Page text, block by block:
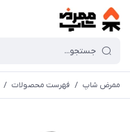
ممرض شاپ / فهرست محصولات /